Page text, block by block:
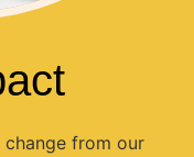
from our